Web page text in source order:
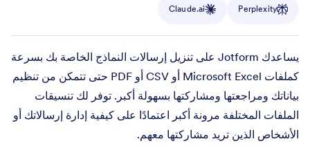
Perplexity
Claude.ai
يساعدك Jotform على تنزيل إرسالات النماذج الخاصة بك بسرعة
كملفات Microsoft Excel أو CSV أو PDF حتى تتمكن من تنظيم
بياناتك ومراجعتها ومشاركتها بسهولة أكبر. توفر لك تنسيقات
الملفات المختلفة مرونة أكبر اعتمادًا على كيفية إدارة إرسالاتك أو
الأشخاص الذين تريد مشاركتها معهم.